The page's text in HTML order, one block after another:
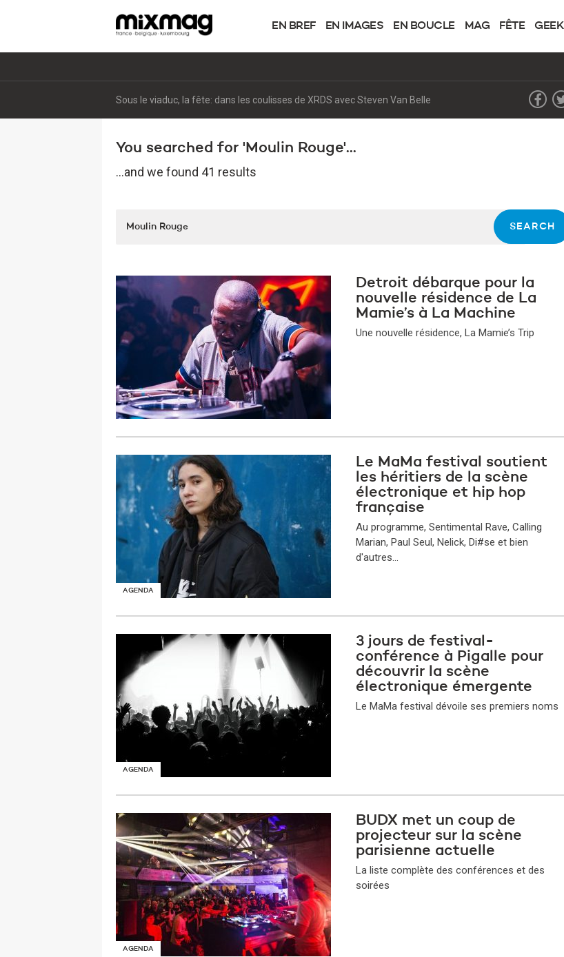
EN BREF EN IMAGES EN BOUCLE MAG FÊTE GEEK
Sous le viaduc, la fête: dans les coulisses de XRDS avec Steven Van Belle
You searched for 'Moulin Rouge'...
...and we found 41 results
Detroit débarque pour la
nouvelle résidence de La
Mamie’s à La Machine
Une nouvelle résidence, La Mamie’s Trip
AGENDA
Le MaMa festival soutient
les héritiers de la scène
électronique et hip hop
française
Au programme, Sentimental Rave, Calling
Marian, Paul Seul, Nelick, Di#se et bien
d'autres...
AGENDA
3 jours de festival-
conférence à Pigalle pour
découvrir la scène
électronique émergente
Le MaMa festival dévoile ses premiers noms
AGENDA
BUDX met un coup de
projecteur sur la scène
parisienne actuelle
La liste complète des conférences et des
soirées